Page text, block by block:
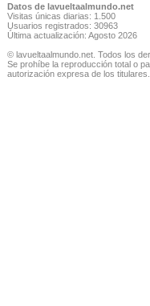
Datos de lavueltaalmundo.net
Visitas únicas diarias: 1.500
Usuarios registrados: 30963
Última actualización: Agosto 2026
© lavueltaalmundo.net. Todos los
Se prohíbe la reproducción total o
autorización expresa de los titulares.